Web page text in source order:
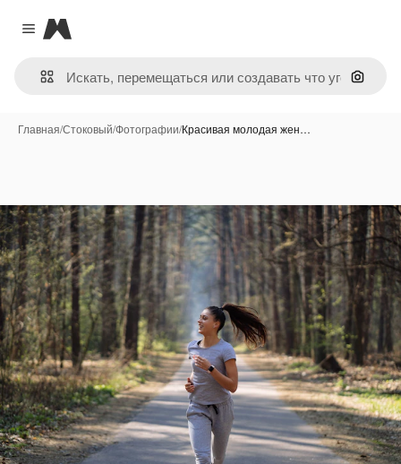
Close menu
Magnific
Поиск
Главная/Стоковый/Фотографии/Красивая молодая жен…